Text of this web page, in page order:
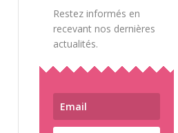
Restez informés en
recevant nos dernières
actualités.